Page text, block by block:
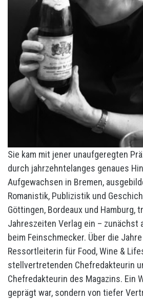
Sie kam mit jener unaufgeregten
durch jahrzehntelanges genaues
Aufgewachsen in Bremen,
Romanistik, Publizistik und
Göttingen, Bordeaux und Hamburg,
Jahreszeiten Verlag ein – zunächst
beim Feinschmecker. Über die
Ressortleiterin für Food, Wine &
stellvertretenden Chefredakteurin
Chefredakteurin des Magazins. Ein
geprägt war, sondern von tiefer